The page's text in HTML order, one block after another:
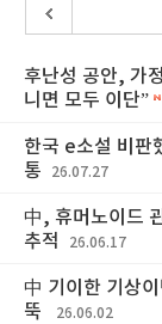
후난성 공안, 가
니면 모두 이단”
한국 e소설 비판
통
26.07.27
中, 휴머노이드
추적
26.06.17
中 기이한 기상
뚝
26.06.02